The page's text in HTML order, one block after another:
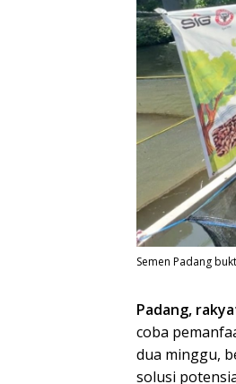
Semen Padang
Padang,
coba
dua minggu,
solusi